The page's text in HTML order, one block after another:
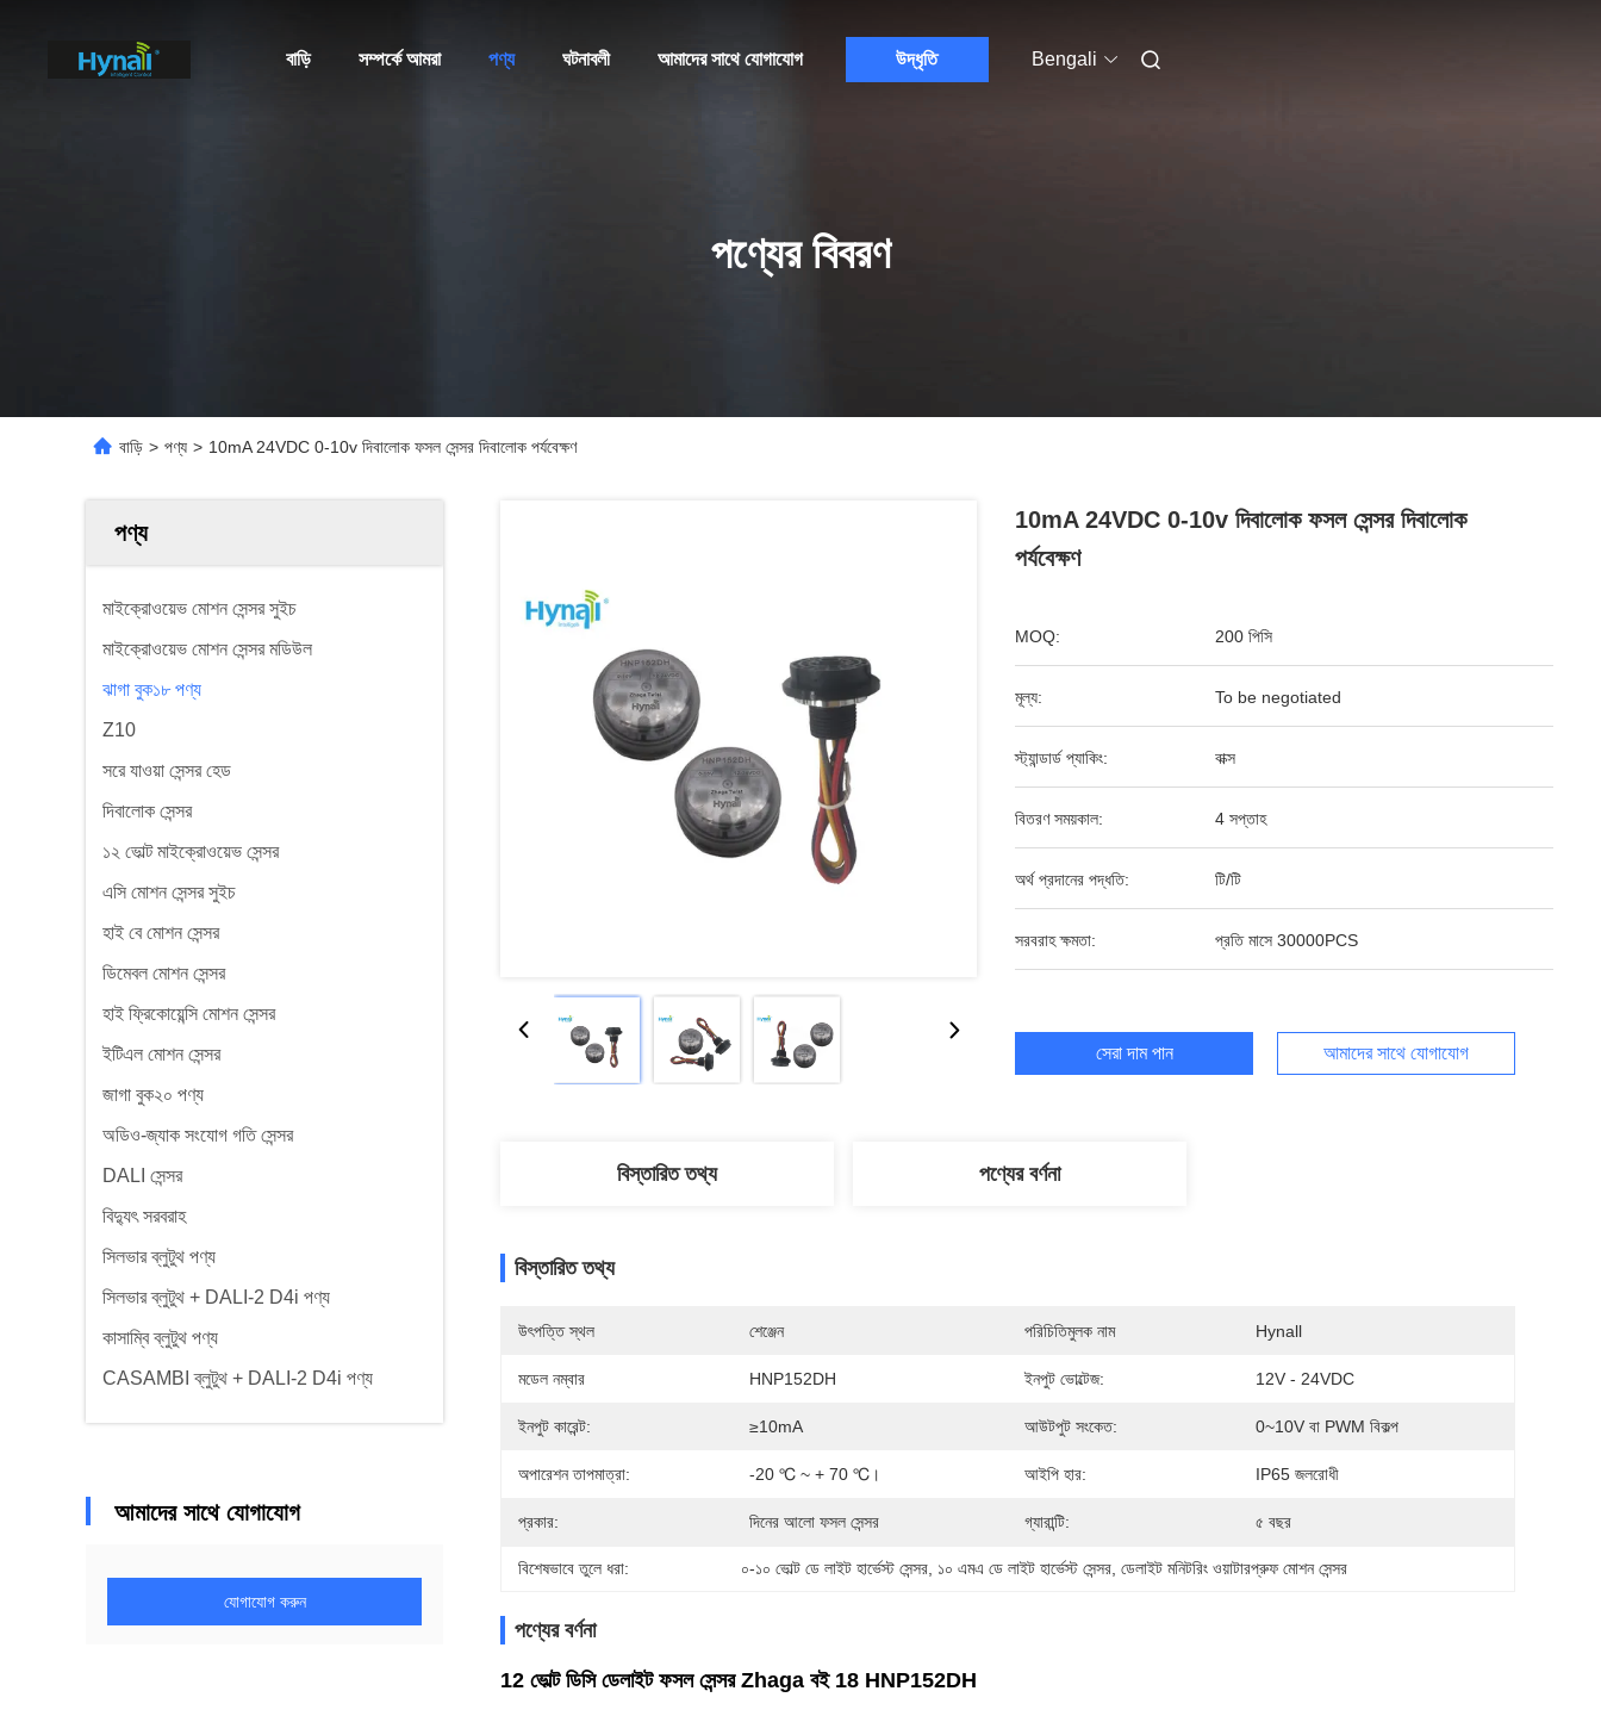
বাড়ি সম্পর্কে আমরা পণ্য ঘটনাবলী আমাদের সাথে যোগাযোগ উদ্ধৃতি Bengali
পণ্যের বিবরণ
বাড়ি > পণ্য > 10mA 24VDC 0-10v দিবালোক ফসল সেন্সর দিবালোক পর্যবেক্ষণ
পণ্য
মাইক্রোওয়েভ মোশন সেন্সর সুইচ
মাইক্রোওয়েভ মোশন সেন্সর মডিউল
ঝাগা বুক১৮ পণ্য
Z10
সরে যাওয়া সেন্সর হেড
দিবালোক সেন্সর
১২ ভোল্ট মাইক্রোওয়েভ সেন্সর
এসি মোশন সেন্সর সুইচ
হাই বে মোশন সেন্সর
ডিমেবল মোশন সেন্সর
হাই ফ্রিকোয়েন্সি মোশন সেন্সর
ইটিএল মোশন সেন্সর
জাগা বুক২০ পণ্য
অডিও-জ্যাক সংযোগ গতি সেন্সর
DALI সেন্সর
বিদ্যুৎ সরবরাহ
সিলভার ব্লুটুথ পণ্য
সিলভার ব্লুটুথ + DALI-2 D4i পণ্য
কাসাম্বি ব্লুটুথ পণ্য
CASAMBI ব্লুটুথ + DALI-2 D4i পণ্য
আমাদের সাথে যোগাযোগ
যোগাযোগ করুন
10mA 24VDC 0-10v দিবালোক ফসল সেন্সর দিবালোক
পর্যবেক্ষণ
MOQ: 200 পিসি
মূল্য: To be negotiated
স্ট্যান্ডার্ড প্যাকিং: বাক্স
বিতরণ সময়কাল: 4 সপ্তাহ
অর্থ প্রদানের পদ্ধতি: টি/টি
সরবরাহ ক্ষমতা: প্রতি মাসে 30000PCS
সেরা দাম পান আমাদের সাথে যোগাযোগ
বিস্তারিত তথ্য পণ্যের বর্ণনা
বিস্তারিত তথ্য
উৎপত্তি স্থল শেঞ্জেন পরিচিতিমুলক নাম Hynall
মডেল নম্বার HNP152DH ইনপুট ভোল্টেজ: 12V - 24VDC
ইনপুট কারেন্ট: ≥10mA আউটপুট সংকেত: 0~10V বা PWM বিকল্প
অপারেশন তাপমাত্রা: -20 ℃ ~ + 70 ℃। আইপি হার: IP65 জলরোধী
প্রকার: দিনের আলো ফসল সেন্সর গ্যারান্টি: ৫ বছর
বিশেষভাবে তুলে ধরা: ০-১০ ভোল্ট ডে লাইট হার্ভেস্ট সেন্সর ১০ এমএ ডে লাইট হার্ভেস্ট সেন্সর , ডেলাইট মনিটরিং ওয়াটারপ্রুফ মোশন সেন্সর
পণ্যের বর্ণনা
12 ভোল্ট ডিসি ডেলাইট ফসল সেন্সর Zhaga বই 18 HNP152DH